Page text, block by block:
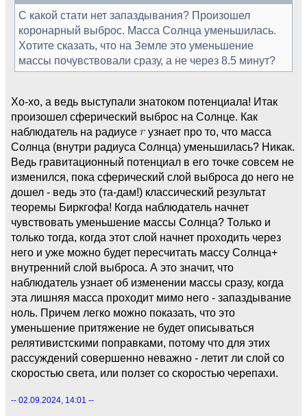
С какой стати нет запаздывания? Произошел
коронарный выброс. Масса Солнца уменьшилась.
Хотите сказать, что на Земле это уменьшение
массы почувствовали сразу, а не через 8.5 минут?
Хо-хо, а ведь выступали знатоком потенциала! Итак
произошел сферический выброс на Солнце. Как
наблюдатель на радиусе
узнает про то, что масса
Солнца (внутри радиуса Солнца) уменьшилась? Никак.
Ведь гравитационный потенциал в его точке совсем не
изменился, пока сферический слой выброса до него не
дошел - ведь это (та-дам!) классический результат
теоремы Биркгофа! Когда наблюдатель начнет
чувствовать уменьшение массы Солнца? Только и
только тогда, когда этот слой начнет проходить через
него и уже можно будет пересчитать массу Солнца+
внутренний слой выброса. А это значит, что
наблюдатель узнает об изменении массы сразу, когда
эта лишняя масса проходит мимо него - запаздывание
ноль. Причем легко можно показать, что это
уменьшение притяжение не будет описываться
релятивистскими поправками, потому что для этих
рассуждений совершенно неважно - летит ли слой со
скоростью света, или ползет со скоростью черепахи.
-- 02.09.2024, 14:01 --